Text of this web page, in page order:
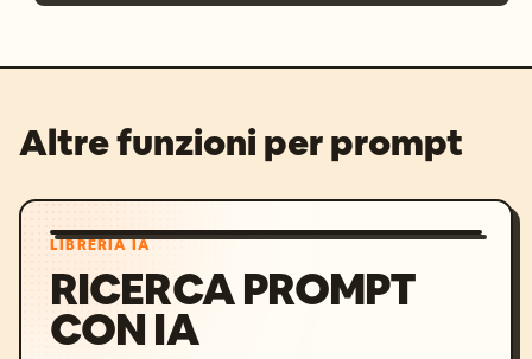
Altre funzioni per prompt
LIBRERIA IA
RICERCA PROMPT
CON IA